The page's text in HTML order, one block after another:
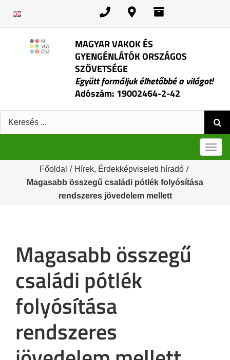
MAGYAR VAKOK ÉS
GYENGÉNLÁTÓK ORSZÁGOS
SZÖVETSÉGE
Együtt formáljuk élhetőbbé a világot!
Adószám: 19002464-2-42
Keresés:
Főoldal / Hírek, Érdekképviseleti híradó /
Magasabb összegű családi pótlék folyósítása
rendszeres jövedelem mellett
Magasabb összegű
családi pótlék
folyósítása
rendszeres